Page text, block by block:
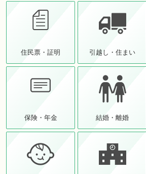
住民票・証明 引越し・住まい
保険・年金 結婚・離婚